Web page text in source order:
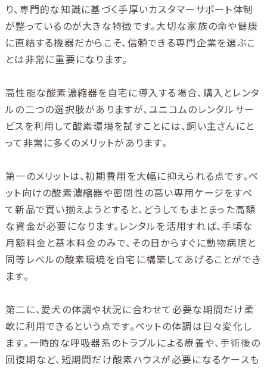
り、専門的な知識に基づく手厚いカスタマーサポート体制
が整っているのが大きな特徴です。大切な家族の命や健康
に直結する機器だからこそ、信頼できる専門企業を選ぶこ
とは非常に重要になります。
高性能な酸素濃縮器を自宅に導入する場合、購入とレンタ
ルの二つの選択肢がありますが、ユニコムのレンタルサー
ビスを利用して酸素環境を試すことには、飼い主さんにと
って非常に多くのメリットがあります。
第一のメリットは、初期費用を大幅に抑えられる点です。ペ
ット向けの酸素濃縮器や密閉性の高い専用ケージをすべ
て新品で買い揃えようとすると、どうしてもまとまった高額
な資金が必要になります。レンタルを活用すれば、手頃な
月額料金と基本料金のみで、その日からすぐに動物病院と
同等レベルの酸素環境を自宅に構築してあげることができ
ます。
第二に、愛犬の体調や状況に合わせて必要な期間だけ柔
軟に利用できるという点です。ペットの体調は日々変化し
ます。一時的な呼吸器系のトラブルによる療養や、手術後の
回復期など、短期間だけ酸素ハウスが必要になるケースも